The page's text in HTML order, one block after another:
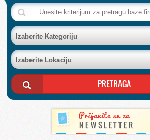
NASLOVNA
BAZA FIRMI
POSLOVNI OGLASI
AKCIJE I KATALOZI
BESPLATNI VAUČERI
Izaberite Kategoriju
Izaberite Lokaciju